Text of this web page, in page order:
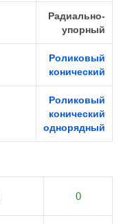
Радиально-
упорный
Роликовый
конический
Роликовый
конический
однорядный
0